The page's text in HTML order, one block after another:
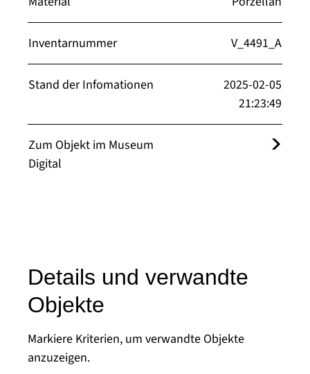
Inventarnummer V_4491_A
Stand der Infomationen
2025-02-05
21:23:49
Zum Objekt im Museum
Digital
Details und verwandte
Objekte
Markiere Kriterien, um verwandte Objekte
anzuzeigen.